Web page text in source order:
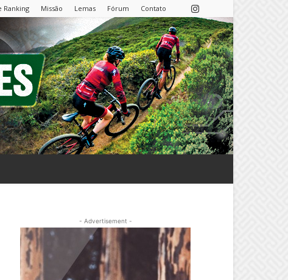
Ranking Missão Lemas Fórum Contato
- Advertisement -